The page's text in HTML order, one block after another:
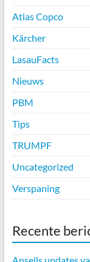
Atlas Copco
Kärcher
LasauFacts
Nieuws
PBM
Tips
TRUMPF
Uncategorized
Verspaning
Recente